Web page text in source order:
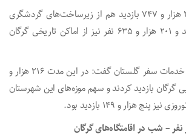
وی خاطرنشان کرد: ۲۴ هزار و ۷۴۷ بازدید هم از زیرساخت‌های گردشگری
شهرستان به ثبت رسید و ۲۰۱ هزار و ۶۳۵ نفر نیز از اماکن تاریخی گرگان
سخنگوی ستاد اجرایی خدمات سفر گلستان گفت: در این مدت ۲۱۶ هزار و
گرگان بازدید کردند و سهم موزه‌های این شهرستان
پنج هزار و ۱۴۹ بازدید بود.